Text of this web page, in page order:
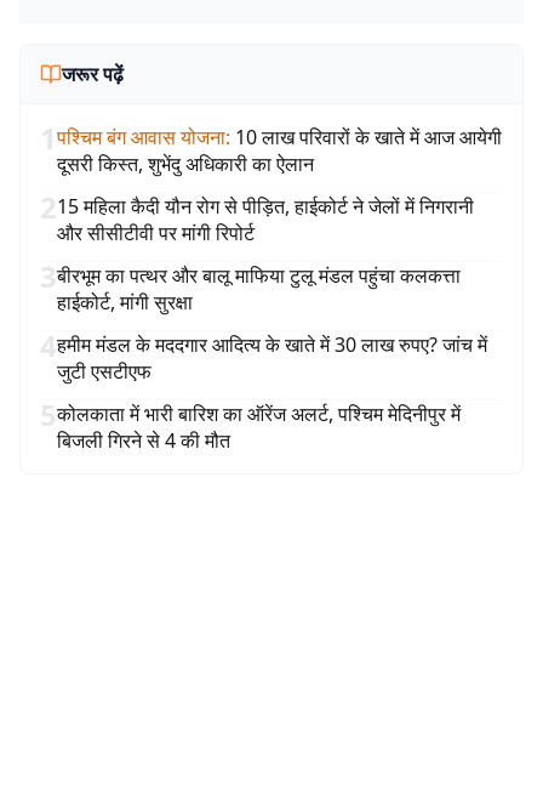
जरूर पढ़ें
1पश्चिम बंग आवास योजना: 10 लाख परिवारों के खाते में आज आयेगी
दूसरी किस्त, शुभेंदु अधिकारी का ऐलान
215 महिला कैदी यौन रोग से पीड़ित, हाईकोर्ट ने जेलों में निगरानी
और सीसीटीवी पर मांगी रिपोर्ट
3बीरभूम का पत्थर और बालू माफिया टुलू मंडल पहुंचा कलकत्ता
हाईकोर्ट, मांगी सुरक्षा
4हमीम मंडल के मददगार आदित्य के खाते में 30 लाख रुपए? जांच में
जुटी एसटीएफ
5कोलकाता में भारी बारिश का ऑरेंज अलर्ट, पश्चिम मेदिनीपुर में
बिजली गिरने से 4 की मौत